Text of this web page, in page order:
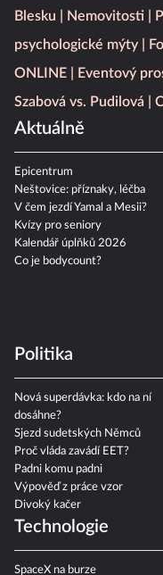
Blesku
Nemovitosti
psychologické mýty
ONLINE
Eventový
Szabová vs. Pudilová
Aktuálně
Epicentrum
Neštovice: příznaky, léčba
V čem jezdí Yamal a Mesii?
Kvízy pro seniory
Kalendář úplňků 2026
Co je bodycount?
Politika
Nová superdávka: kdo na ní
dosáhne?
Sjezd sudetských Němců
Proč vláda zavádí EET?
Padni komu padni
Výpověď z práce vzor
Divoký kačer
Technologie
SpaceX na burze